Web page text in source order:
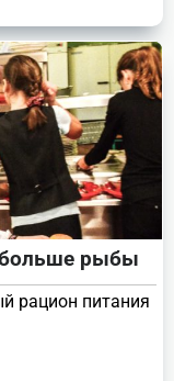
рыбы
рацион питания